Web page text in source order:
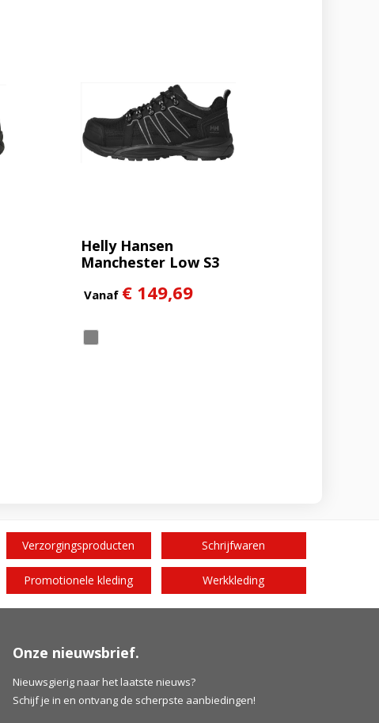
Helly Hansen
Manchester Low S3
Vanaf € 149,69
Verzorgingsproducten Schrijfwaren
Promotionele kleding Werkkleding
Onze nieuwsbrief.
Nieuwsgierig naar het laatste nieuws?
Schijf je in en ontvang de scherpste aanbiedingen!